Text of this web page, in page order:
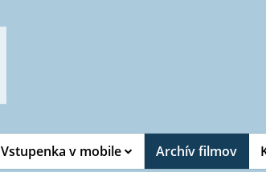
Vstupenka v mobile Archív filmov